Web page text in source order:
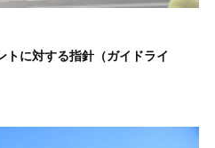
トに対する指針（ガイドライ